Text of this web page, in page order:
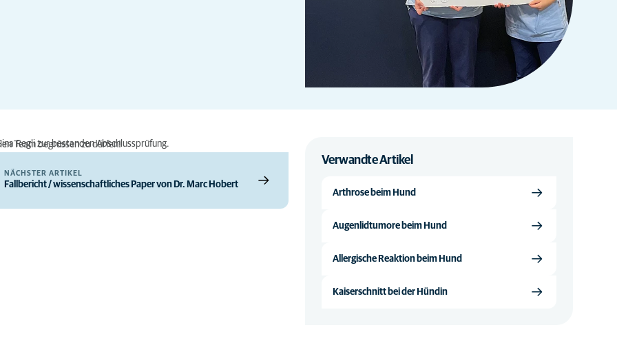
Regli zur bestanden Abschlussprüfung.
Team begrüssen zu dürfen!
NÄCHSTER ARTIKEL
Fallbericht / wissenschaftliches Paper von Dr. Marc Hobert
Verwandte Artikel
Arthrose beim Hund
Augenlidtumore beim Hund
Allergische Reaktion beim Hund
Kaiserschnitt bei der Hündin